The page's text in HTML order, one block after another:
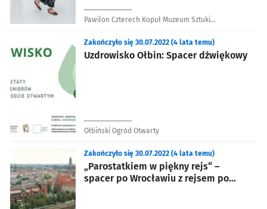
Pawilon Czterech Kopuł Muzeum Sztuki
Uzdrowisko Ołbin: Spacer dźwiękowy
Zakończyło się 30.07.2022 (4 lata temu)
Ołbiński Ogród Otwarty
„Parostatkiem w piękny rejs“ –
spacer po Wrocławiu z rejsem po
Zakończyło się 30.07.2022 (4 lata temu)